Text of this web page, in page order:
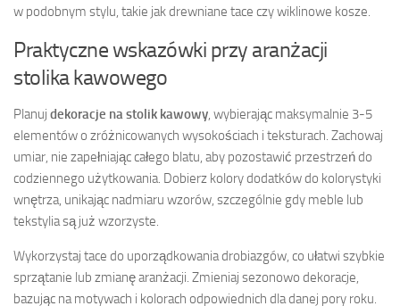
w podobnym stylu, takie jak drewniane tace czy wiklinowe kosze.
Praktyczne wskazówki przy aranżacji
stolika kawowego
Planuj dekoracje na stolik kawowy, wybierając maksymalnie 3-5
elementów o zróżnicowanych wysokościach i teksturach. Zachowaj
umiar, nie zapełniając całego blatu, aby pozostawić przestrzeń do
codziennego użytkowania. Dobierz kolory dodatków do kolorystyki
wnętrza, unikając nadmiaru wzorów, szczególnie gdy meble lub
tekstylia są już wzorzyste.
Wykorzystaj tace do uporządkowania drobiazgów, co ułatwi szybkie
sprzątanie lub zmianę aranżacji. Zmieniaj sezonowo dekoracje,
bazując na motywach i kolorach odpowiednich dla danej pory roku.